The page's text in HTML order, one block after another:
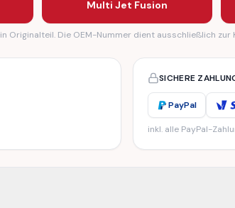
Multi Jet Fusion
Originalteil. Die OEM-Nummer dient ausschließlich
SICHERE
PayPal
inkl. alle PayPal-